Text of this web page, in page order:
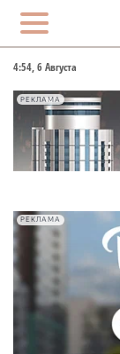
4:54, 6 Августа
РЕКЛАМА
РЕКЛАМА